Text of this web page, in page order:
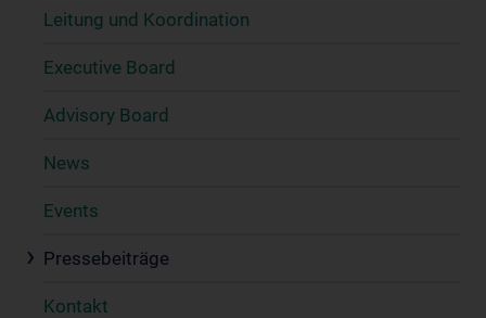
Leitung und Koordination
Executive Board
Advisory Board
News
Events
Pressebeiträge
Kontakt